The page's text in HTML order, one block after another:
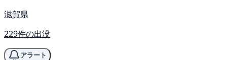
滋賀県
229件の出没
アラート